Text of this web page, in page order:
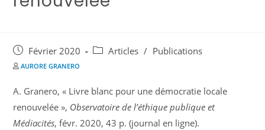
Février 2020 Articles / Publications
AURORE GRANERO
A. Granero, « Livre blanc pour une démocratie locale
renouvelée », Observatoire de l’éthique publique et
Médiacités, févr. 2020, 43 p. (journal en ligne).